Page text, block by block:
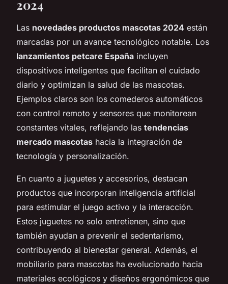
2024
Las novedades productos mascotas 2024 están
marcadas por un avance tecnológico notable. Los
lanzamientos petcare España incluyen
dispositivos inteligentes que facilitan el cuidado
diario y optimizan la salud de las mascotas.
Ejemplos claros son los comederos automáticos
con control remoto y sensores que monitorean
constantes vitales, reflejando las tendencias
mercado mascotas hacia la integración de
tecnología y personalización.
En cuanto a juguetes y accesorios, destacan
productos que incorporan inteligencia artificial
para estimular el juego activo y la interacción.
Estos juguetes no solo entretienen, sino que
también ayudan a prevenir el sedentarismo,
contribuyendo al bienestar general. Además, el
mobiliario para mascotas ha evolucionado hacia
materiales ecológicos y diseños ergonómicos que